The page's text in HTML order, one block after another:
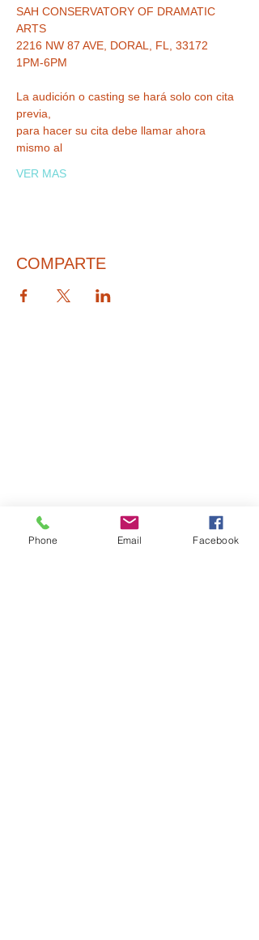
SAH CONSERVATORY OF DRAMATIC
La audición o casting se hará solo con cita
para hacer su cita debe llamar ahora
VER MAS
COMPARTE
Phone Email Facebook